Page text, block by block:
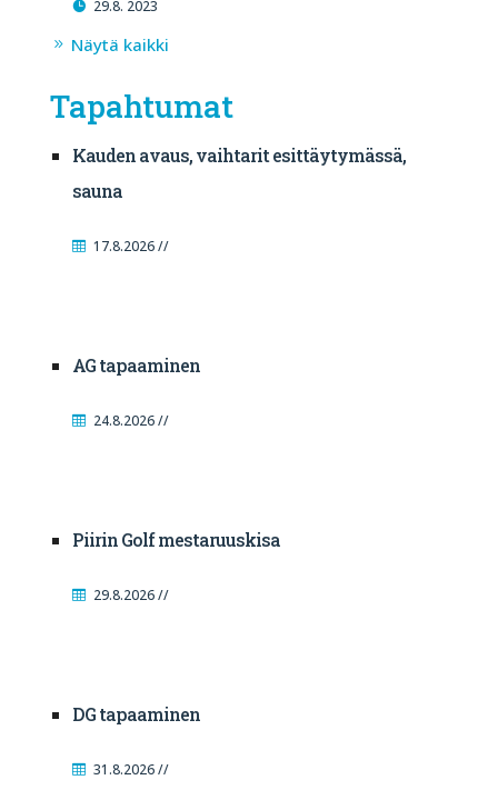
29.8. 2023
Näytä kaikki
Tapahtumat
Kauden avaus, vaihtarit esittäytymässä,
sauna
17.8.2026 //
AG tapaaminen
24.8.2026 //
Piirin Golf mestaruuskisa
29.8.2026 //
DG tapaaminen
31.8.2026 //